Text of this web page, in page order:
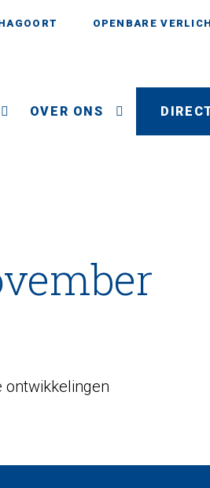
OPENBARE
OVER ONS
ontwikkelingen